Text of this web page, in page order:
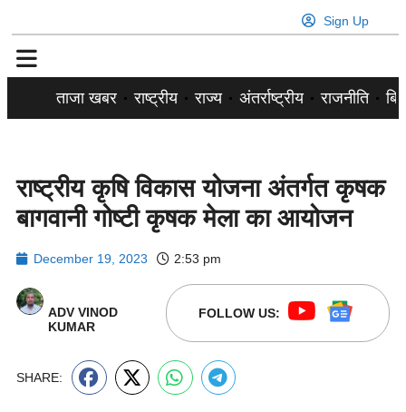
Sign Up
ताजा खबर राष्ट्रीय राज्य अंतर्राष्ट्रीय राजनीति
राष्ट्रीय कृषि विकास योजना अंतर्गत कृषक
बागवानी गोष्टी कृषक मेला का आयोजन
December 19, 2023 2:53 pm
ADV VINOD
KUMAR
FOLLOW US:
SHARE: